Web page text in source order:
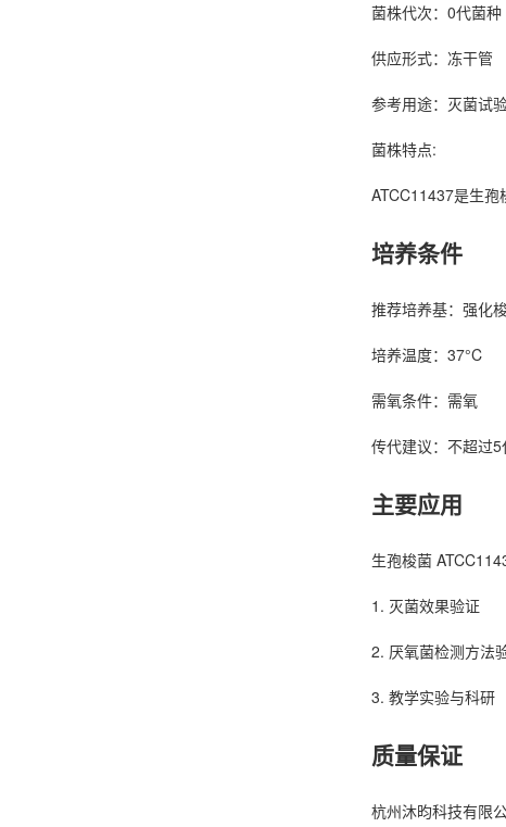
菌株代次：0代菌种
供应形式：冻干管
参考用途： 灭菌试
菌株特点:
ATCC11437是生孢
培养条件
推荐培养基：强化
培养温度：37°C
需氧条件：需氧
传代建议：不超过
主要应用
生孢梭菌
1. 灭菌效果验证
2. 厌氧菌检测方法
3. 教学实验与科研
质量保证
杭州沐昀科技有限